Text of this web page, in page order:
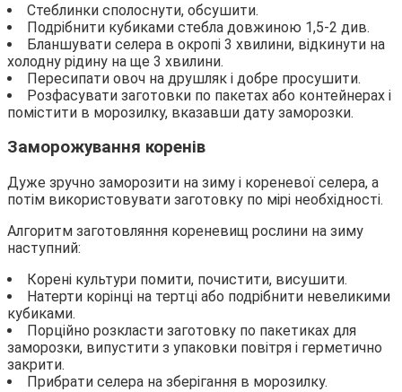
Стеблинки сполоснути, обсушити.
Подрібнити кубиками стебла довжиною 1,5-2 див.
Бланшувати селера в окропі 3 хвилини, відкинути на
холодну рідину на ще 3 хвилини.
Пересипати овоч на друшляк і добре просушити.
Розфасувати заготовки по пакетах або контейнерах і
помістити в морозилку, вказавши дату заморозки.
Заморожування коренів
Дуже зручно заморозити на зиму і кореневої селера, а
потім використовувати заготовку по мірі необхідності.
Алгоритм заготовляння кореневищ рослини на зиму
наступний:
Корені культури помити, почистити, висушити.
Натерти корінці на тертці або подрібнити невеликими
кубиками.
Порційно розкласти заготовку по пакетиках для
заморозки, випустити з упаковки повітря і герметично
закрити.
Прибрати селера на зберігання в морозилку.